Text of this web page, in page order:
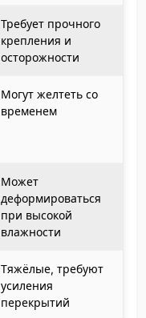
Требует прочного
крепления и
осторожности
Могут желтеть со
временем
Может
деформироваться
при высокой
влажности
Тяжёлые, требуют
усиления
перекрытий